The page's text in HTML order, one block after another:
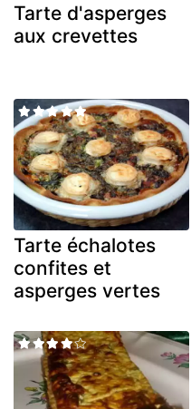
Tarte d'asperges
aux crevettes
Tarte échalotes
confites et
asperges vertes